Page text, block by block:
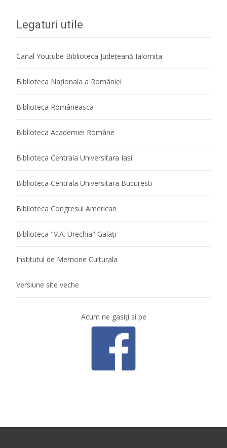
Legaturi utile
Canal Youtube Biblioteca Județeană Ialomița
Biblioteca Naţionala a României
Biblioteca Româneasca
Biblioteca Academiei Române
Biblioteca Centrala Universitara Iasi
Biblioteca Centrala Universitara Bucuresti
Biblioteca Congresul American
Biblioteca "V.A. Urechia" Galaţi
Institutul de Memorie Culturala
Versiune site veche
Acum ne gasiţi si pe